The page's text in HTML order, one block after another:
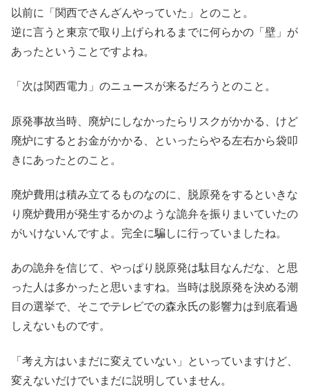
以前に「関西でさんざんやっていた」とのこと。
逆に言うと東京で取り上げられるまでに何らかの「壁」が
あったということですよね。
「次は関西電力」のニュースが来るだろうとのこと。
原発事故当時、廃炉にしなかったらリスクがかかる、けど
廃炉にするとお金がかかる、といったらやる左右から袋叩
きにあったとのこと。
廃炉費用は積み立てるものなのに、脱原発をするといきな
り廃炉費用が発生するかのような詭弁を振りまいていたの
がいけないんですよ。完全に騙しに行っていましたね。
あの詭弁を信じて、やっぱり脱原発は駄目なんだな、と思
った人は多かったと思いますね。当時は脱原発を決める潮
目の選挙で、そこでテレビでの森永氏の影響力は到底看過
しえないものです。
「考え方はいまだに変えていない」といっていますけど、
変えないだけでいまだに説明していません。